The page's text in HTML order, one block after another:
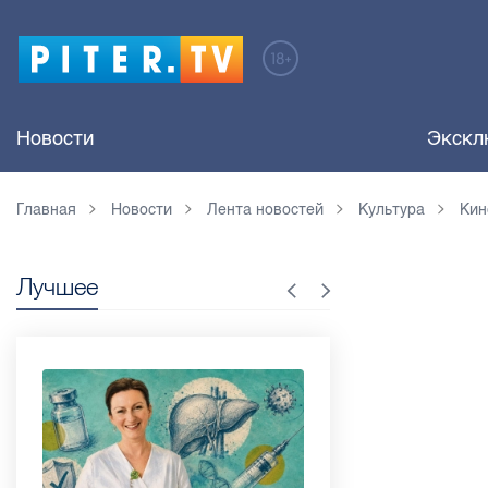
Новости
Главная Новости Лента новостей Культура
Лучшее